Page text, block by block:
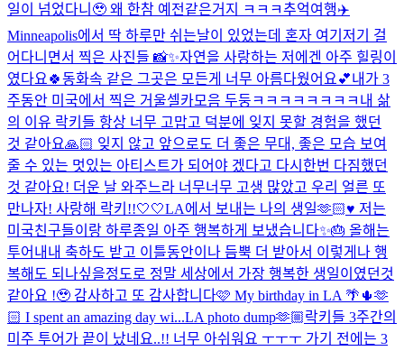
일이 넘었다니🥹 왜 한참 예전같은거지 ㅋㅋㅋ추억여행✈️
Minneapolis에서 딱 하루만 쉬는날이 있었는데 혼자 여기저기 걸
어다니면서 찍은 사진들 📸✨자연을 사랑하는 저에겐 아주 힐링이
였다요🍀동화속 같은 그곳은 모든게 너무 아름다웠어요💕내가 3
주동안 미국에서 찍은 거울셀카모음 두둥ㅋㅋㅋㅋㅋㅋㅋㅋ 내 삶
의 이유 락키들 항상 너무 고맙고 덕분에 잊지 못할 경험을 했던
것 같아요🙏🏻 잊지 않고 앞으로도 더 좋은 무대, 좋은 모습 보여
줄 수 있는 멋있는 아티스트가 되어야 겠다고 다시한번 다짐했던
것 같아요! 더운 날 와주느라 너무너무 고생 많았고 우리 얼른 또
만나자! 사랑해 락키!!🤍🤍LA에서 보내는 나의 생일🫶🏻♥️ 저는
미국친구들이랑 하루종일 아주 행복하게 보냈습니다✨🎂 올해는
투어내내 축하도 받고 이틀동안이나 듬뿍 더 받아서 이렇게나 행
복해도 되나싶을정도로 정말 세상에서 가장 행복한 생일이였던것
같아요 !🥹 감사하고 또 감사합니다🩷 My birthday in LA 🌴🌵🫶
🏻 I spent an amazing day wi...LA photo dump🫶🏼락키들 3주간의
미주 투어가 끝이 났네요..!! 너무 아쉬워요 ㅜㅜㅜ 가기 전에는 3